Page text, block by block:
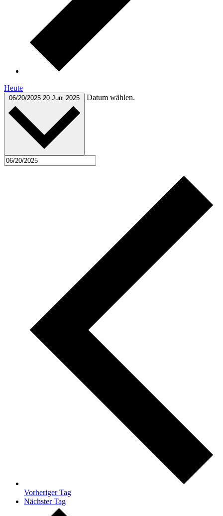
Heute
06/20/2025 20 Juni 2025 Datum wählen.
Vorheriger Tag
Nächster Tag